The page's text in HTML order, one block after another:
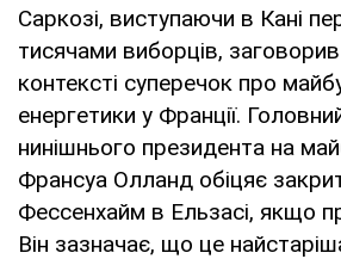
Саркозі, виступаючи в Кані
тисячами виборців,
контексті суперечок про
енергетики у Франції.
нинішнього президента на
Франсуа Олланд обіцяє
Фессенхайм в Ельзасі, якщо
Він зазначає, що це